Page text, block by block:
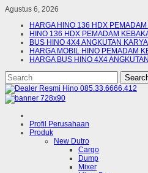
Agustus 6, 2026
HARGA HINO 136 HDX
HINO 136 HDX PEMADAM
BUS HINO 4X4 ANGKUTAN
HARGA MOBIL HINO PEMADAM
HARGA BUS HINO 4X4
Profil Perusahaan
Produk
New Dutro
Cargo
Dump
Mixer